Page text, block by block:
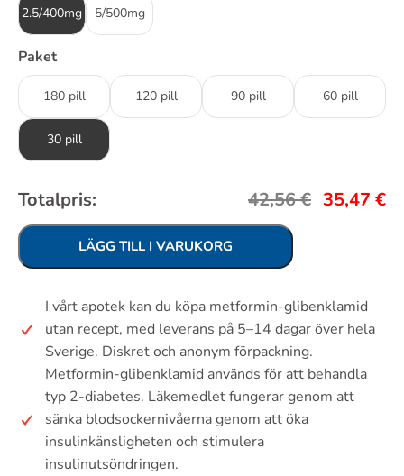
2.5/400mg 5/500mg
Paket
180 pill 120 pill 90 pill 60 pill
30 pill
Totalpris: 42,56€ 35,47 €
LÄGG TILL I VARUKORG
I vårt apotek kan du köpa metformin-glibenklamid
utan recept, med leverans på 5–14 dagar över hela
Sverige. Diskret och anonym förpackning.
Metformin-glibenklamid används för att behandla
typ 2-diabetes. Läkemedlet fungerar genom att
sänka blodsockernivåerna genom att öka
insulinkänsligheten och stimulera
insulinutsöndringen.